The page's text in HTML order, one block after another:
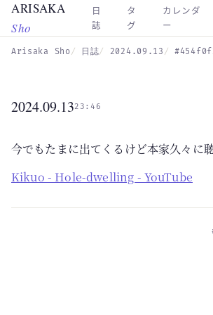
Skip to main content
ARISAKA
Sho
日
誌
タ
グ
カレンダ
ー
Arisaka Sho 日誌 2024.09.13
2024.09.1323:46
今でもたまに出てくるけど本家久々に
Kikuo - Hole-dwelling - YouTube